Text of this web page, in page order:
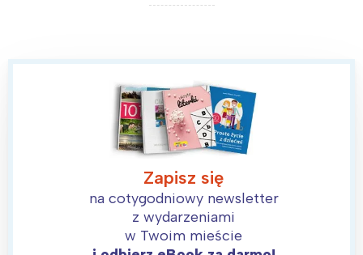
Zapisz się
na cotygodniowy newsletter
z wydarzeniami
w Twoim mieście